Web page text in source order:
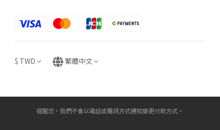
$ TWD 繁體中文
提醒您，我們不會以電話或簡訊方式通知變更付款方式。